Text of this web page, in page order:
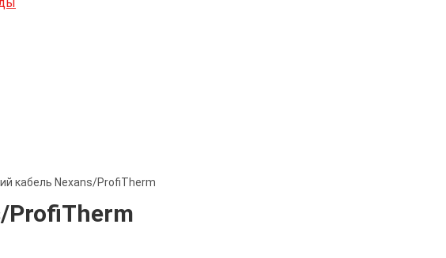
кабель Nexans/ProfiTherm
ProfiTherm